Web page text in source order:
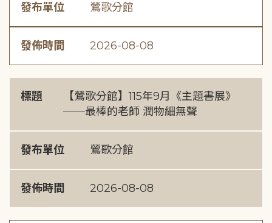
發布單位 鶯歌分館
發佈時間 2026-08-08
標題
【鶯歌分館】115年9月《主題書展》
──最棒的老師 潤物細無聲
發布單位 鶯歌分館
發佈時間 2026-08-08